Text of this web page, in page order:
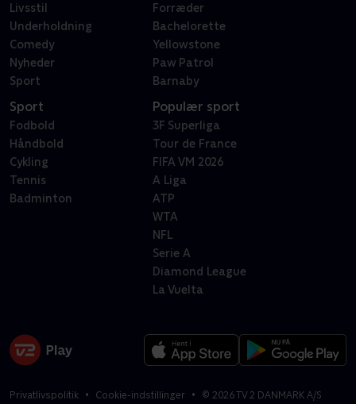
Livsstil
Underholdning
Comedy
Nyheder
Sport
Forræder
Bachelorette
Yellowstone
Paw Patrol
Barnaby
Sport
Fodbold
Håndbold
Cykling
Tennis
Badminton
Populær sport
3F Superliga
Tour de France
FIFA VM 2026
A Liga
ATP
WTA
NFL
Serie A
Diamond League
La Vuelta
Privatlivspolitik Cookie-indstillinger © 2026TV 2 DANMARK A/S